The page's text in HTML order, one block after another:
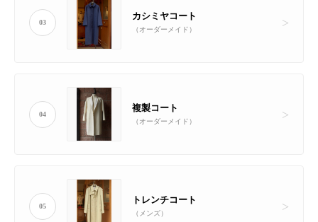
03
カシミヤコート
（オーダーメイド）
04
複製コート
（オーダーメイド）
05
トレンチコート
（メンズ）